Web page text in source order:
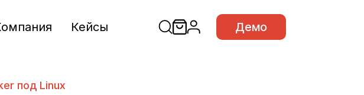
Кейсы Демо
под Linux